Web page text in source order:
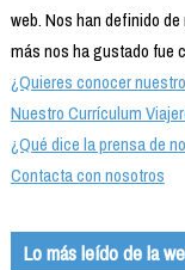
web. Nos han definido
más nos ha gustado fue
¿Quieres conocer
Nuestro Currículum
¿Qué dice la prensa de
Contacta con nosotros
Lo más leído de la